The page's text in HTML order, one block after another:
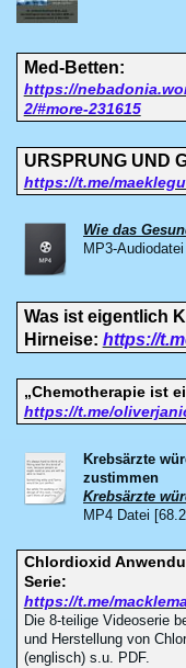
Med-Betten:
https://
2/#more-231615
URSPRUNG UND
https://t.me/
Wie das
MP3-
Was ist eigentlich
Hirneise: https://
„Chemotherapie ist
https://t.me/
Krebsärzte
zustimmen
Krebsärzte
MP4 Datei
Chlordioxid
Serie:
https://t.me/
Die 8-teilige Videoserie
und Herstellung von
(englisch) s.u. PDF.